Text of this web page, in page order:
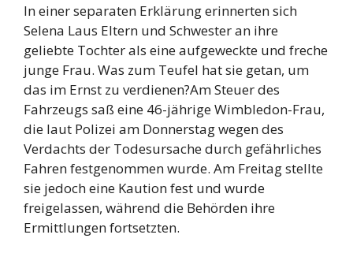
In einer separaten Erklärung erinnerten sich
Selena Laus Eltern und Schwester an ihre
geliebte Tochter als eine aufgeweckte und freche
junge Frau. Was zum Teufel hat sie getan, um
das im Ernst zu verdienen?Am Steuer des
Fahrzeugs saß eine 46-jährige Wimbledon-Frau,
die laut Polizei am Donnerstag wegen des
Verdachts der Todesursache durch gefährliches
Fahren festgenommen wurde. Am Freitag stellte
sie jedoch eine Kaution fest und wurde
freigelassen, während die Behörden ihre
Ermittlungen fortsetzten.